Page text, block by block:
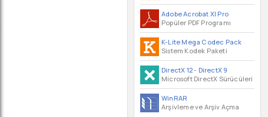
Adobe Acrobat XI Pro
Popüler PDF Programı
K-Lite Mega Codec Pack
Sistem Kodek Paketi
DirectX 12- DirectX 9
Microsoft DirectX Sürücüleri
WinRAR
Arşivleme ve Arşiv Açma